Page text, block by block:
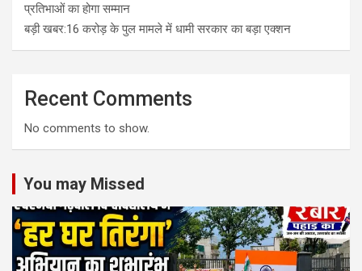
प्रतिभाओं का होगा सम्मान
बड़ी खबर:16 करोड़ के पुल मामले में धामी सरकार का बड़ा एक्शन
Recent Comments
No comments to show.
You may Missed